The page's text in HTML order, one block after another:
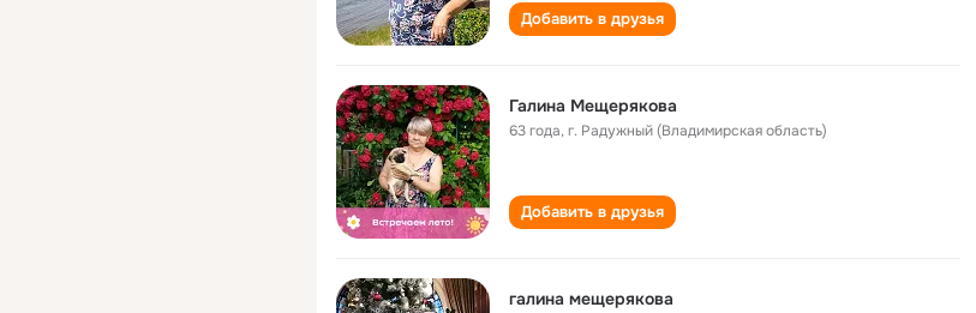
Добавить в друзья
Галина Мещерякова
63 года,г. Радужный (Владимирская область)
Добавить в друзья
галина мещерякова